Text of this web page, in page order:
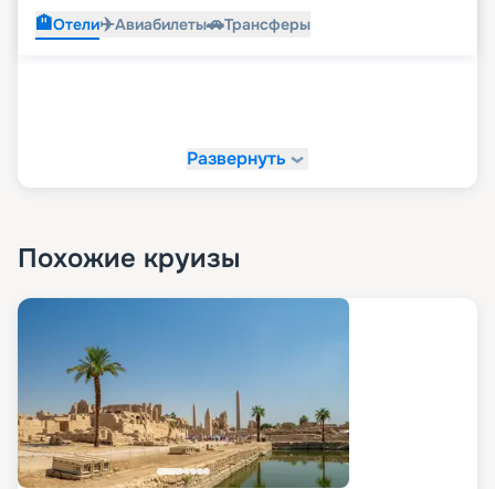
🏨Отели✈️Авиабилеты🚗Трансферы
Развернуть
Похожие круизы